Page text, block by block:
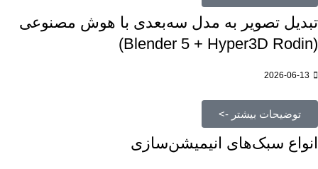
تبدیل تصویر به مدل سه‌بعدی با هوش مصنوعی
(Blender 5 + Hyper3D Rodin)
توضیحات بیشتر ->
انواع سبک‌های انیمیشن‌سازی